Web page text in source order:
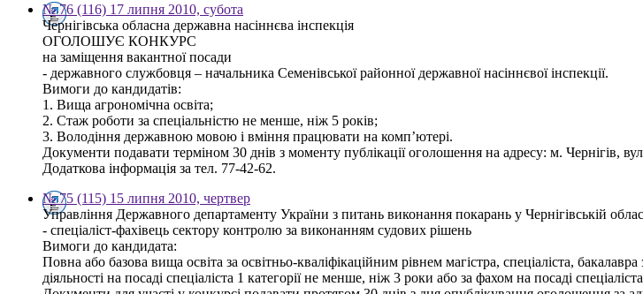
№ 76 (116) 17 липня 2010, субота
Чернігівська обласна державна насіннєва інспекція
ОГОЛОШУЄ КОНКУРС
на заміщення вакантної посади
- державного службовця – начальника Семенівської районної державної насіннєвої інспекції.
Вимоги до кандидатів:
1. Вища агрономічна освіта;
2. Стаж роботи за спеціальністю не менше, ніж 5 років;
3. Володіння державною мовою і вміння працювати на комп’ютері.
Документи подавати терміном 30 днів з моменту публікації оголошення на адресу: м. Чернігів,
Додаткова інформація за тел. 77-42-62.
№ 75 (115) 15 липня 2010, чертвер
Управління Державного департаменту України з питань виконання покарань у Чернігівській
- спеціаліст-фахівець сектору контролю за виконанням судових рішень
Вимоги до кандидата:
Повна або базова вища освіта за освітньо-кваліфікаційним рівнем магістра, спеціаліста,
діяльності на посаді спеціаліста 1 категорії не менше, ніж 3 роки або за фахом на посаді